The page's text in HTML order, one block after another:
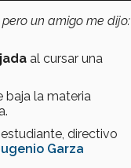
un amigo me dijo:
al cursar una
baja la materia
directivo
Garza